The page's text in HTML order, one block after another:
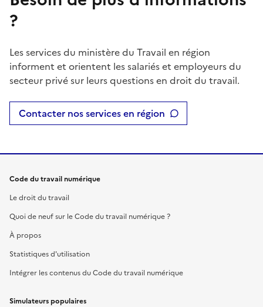
?
Les services du ministère du Travail en région
informent et orientent les salariés et employeurs du
secteur privé sur leurs questions en droit du travail.
Contacter nos services en région
Code du travail numérique
Le droit du travail
Quoi de neuf sur le Code du travail numérique ?
À propos
Statistiques d'utilisation
Intégrer les contenus du Code du travail numérique
Simulateurs populaires